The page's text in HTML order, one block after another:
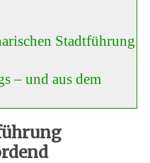
Stadtführung
– und aus dem